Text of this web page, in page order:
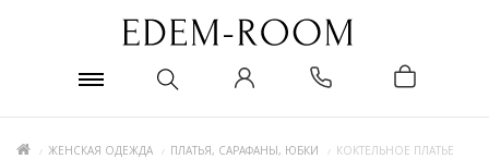
ЖЕНСКАЯ ОДЕЖДА ПЛАТЬЯ, САРАФАНЫ, ЮБКИ КОКТЕЛЬНОЕ ПЛАТЬЕ